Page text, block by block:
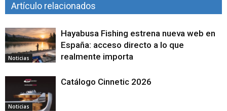
Artículo relacionados
Noticias
Hayabusa Fishing estrena nueva web en
España: acceso directo a lo que
realmente importa
Noticias
Catálogo Cinnetic 2026